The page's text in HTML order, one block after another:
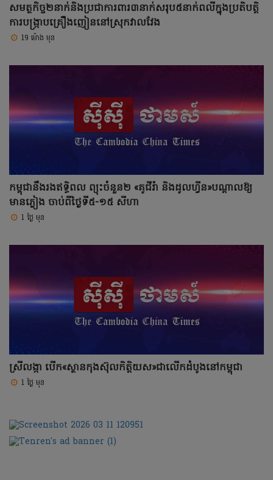
សមត្ថកិច្ច២នាក់និងប្រជាការពារ៣នាក់សរុប៥នាក់ពលីក្នុងប្រតិបត្តិ
ការបង្ក្រាបគ្រឿងញៀននៅស្រុកវាលវែង
19 ម៉ោង មុន
កម្ពុជានឹងរងឥទ្ធិពល ព្យុះចំនួន២ «គូជីរ៉ា និងដូលហ្វីន»បណ្តាលឱ្យ
មានភ្លៀង ចាប់ពីថ្ងៃទី៥-១៥ សីហា
1 ថ្ងៃ មុន
ស្រីលង្កា បើក«ស្ថានកុងស៊ុលកិត្តិយស»ជាលើកដំបូងនៅកម្ពុជា
1 ថ្ងៃ មុន